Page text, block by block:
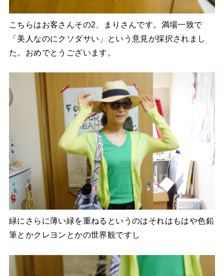
こちらはお客さんその2、まりさんです。満場一致で
「美人なのにクソダサい」という意見が採択されまし
た。おめでとうございます。
緑にさらに薄い緑を重ねるというのはそれはもはや色鉛
筆とかクレヨンとかの世界観ですし